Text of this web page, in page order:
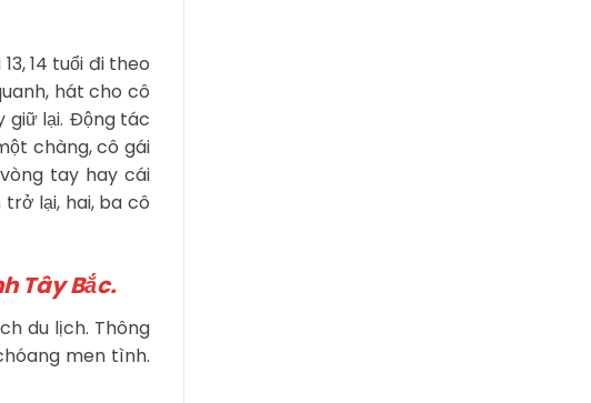
14 tuổi đi theo
hát cho cô
giữ lại. Ðộng tác
chàng, cô gái
tay hay cái
lại, hai, ba cô
Tây Bắc.
du lịch. Thông
men tình.